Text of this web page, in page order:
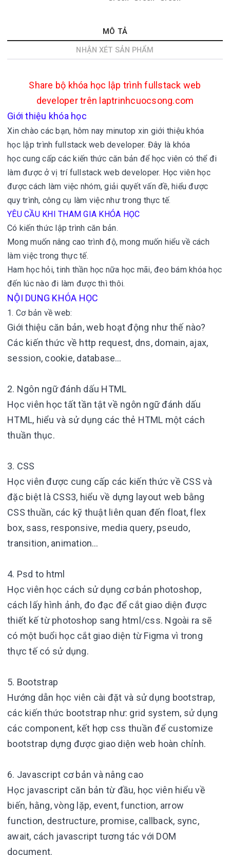
MÔ TẢ
NHẬN XÉT SẢN PHẨM
Share bộ khóa học lập trình fullstack web
developer trên laptrinhcuocsong.com
Giới thiệu khóa học
Xin chào các bạn, hôm nay minutop xin giới thiệu khóa
học lập trình fullstack web developer. Đây là khóa
họccung cấp các kiến thức căn bản để học viên có thể đi
làm được ở vị trí fullstack web developer. Học viên học
được cách làm việc nhóm, giải quyết vấn đề, hiểu được
quy trình, công cụ làm việc như trong thực tế.
YÊU CẦU KHI THAM GIA KHÓA HỌC
Có kiến thức lập trình căn bản.
Mong muốn nâng cao trình độ, mong muốn hiểu về cách
làm việc trong thực tế.
Ham học hỏi, tinh thần học nữa học mãi, đeo bám khóa học
đến lúc nào đi làm được thì thôi.
NỘI DUNG KHÓA HỌC
1. Cơ bản về web:
Giới thiệu căn bản, web hoạt động như thế nào?
Các kiến thức về http request, dns, domain, ajax,
session, cookie, database…
2. Ngôn ngữ đánh dấu HTML
Học viên học tất tần tật về ngôn ngữ đánh dấu
HTML, hiểu và sử dụng các thẻ HTML một cách
thuần thục.
3. CSS
Học viên được cung cấp các kiến thức về CSS và
đặc biệt là CSS3, hiểu về dựng layout web bằng
CSS thuần, các kỹ thuật liên quan đến float, flex
box, sass, responsive, media query, pseudo,
transition, animation…
4. Psd to html
Học viên học cách sử dụng cơ bản photoshop,
cách lấy hình ảnh, đo đạc để cắt giao diện được
thiết kế từ photoshop sang html/css. Ngoài ra sẽ
có một buổi học cắt giao diện từ Figma vì trong
thực tế có sử dụng.
5. Bootstrap
Hướng dẫn học viên cài đặt và sử dụng bootstrap,
các kiến thức bootstrap như: grid system, sử dụng
các component, kết hợp css thuần để customize
bootstrap dựng được giao diện web hoàn chỉnh.
6. Javascript cơ bản và nâng cao
Học javascript căn bản từ đầu, học viên hiểu về
biến, hằng, vòng lặp, event, function, arrow
function, destructure, promise, callback, sync,
await, cách javascript tương tác với DOM
document.